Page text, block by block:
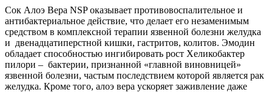
Сок Алоэ Вера NSP оказывает противовоспалительное и
aнтибактериальное действие, что делает его незаменимым
средством в комплексной терапии язвенной болезни желудка
и двенадцатиперстной кишки, гастритов, колитов. Эмодин
обладает способностью ингибировать рост Хеликобактер
пилори – бактерии, признанной «главной виновницей»
язвенной болезни, частым последствием которой является рак
желудка. Кроме того, алоэ вера ускоряет заживление даже